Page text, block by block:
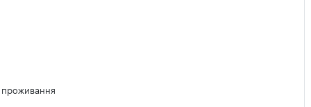
проживання